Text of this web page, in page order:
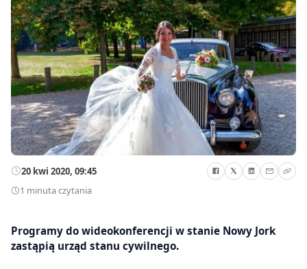
20 kwi 2020, 09:45
1 minuta czytania
Programy do wideokonferencji w stanie Nowy Jork
zastąpią urząd stanu cywilnego.